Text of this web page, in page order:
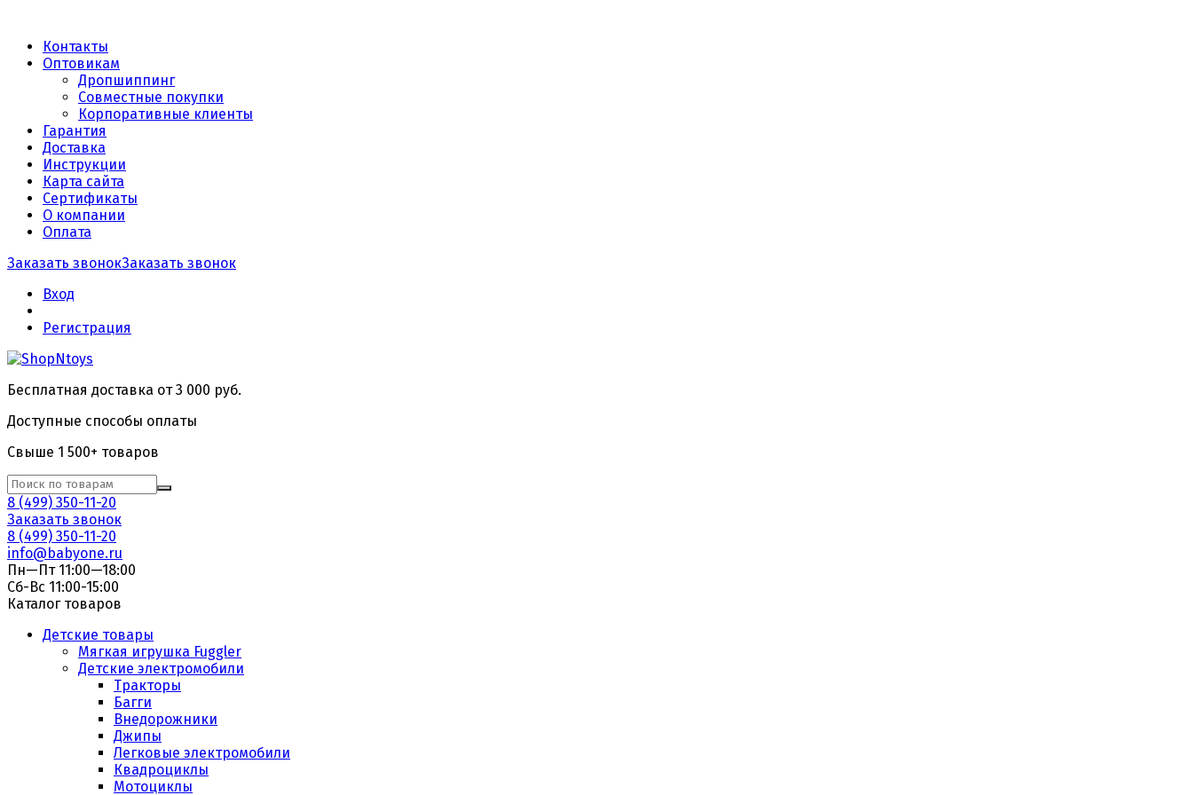
Контакты
Оптовикам
Дропшиппинг
Совместные покупки
Корпоративные клиенты
Гарантия
Доставка
Инструкции
Карта сайта
Сертификаты
О компании
Оплата
Заказать звонокЗаказать звонок
Вход
Регистрация
Бесплатная доставка от 3 000 руб.
Доступные способы оплаты
Свыше 1 500+ товаров
8 (499) 350-11-20
Заказать звонок
8 (499) 350-11-20
info@babyone.ru
Пн—Пт 11:00—18:00
Сб-Вс 11:00-15:00
Каталог товаров
Детские товары
Мягкая игрушка Fuggler
Детские электромобили
Тракторы
Багги
Внедорожники
Джипы
Легковые электромобили
Квадроциклы
Мотоциклы